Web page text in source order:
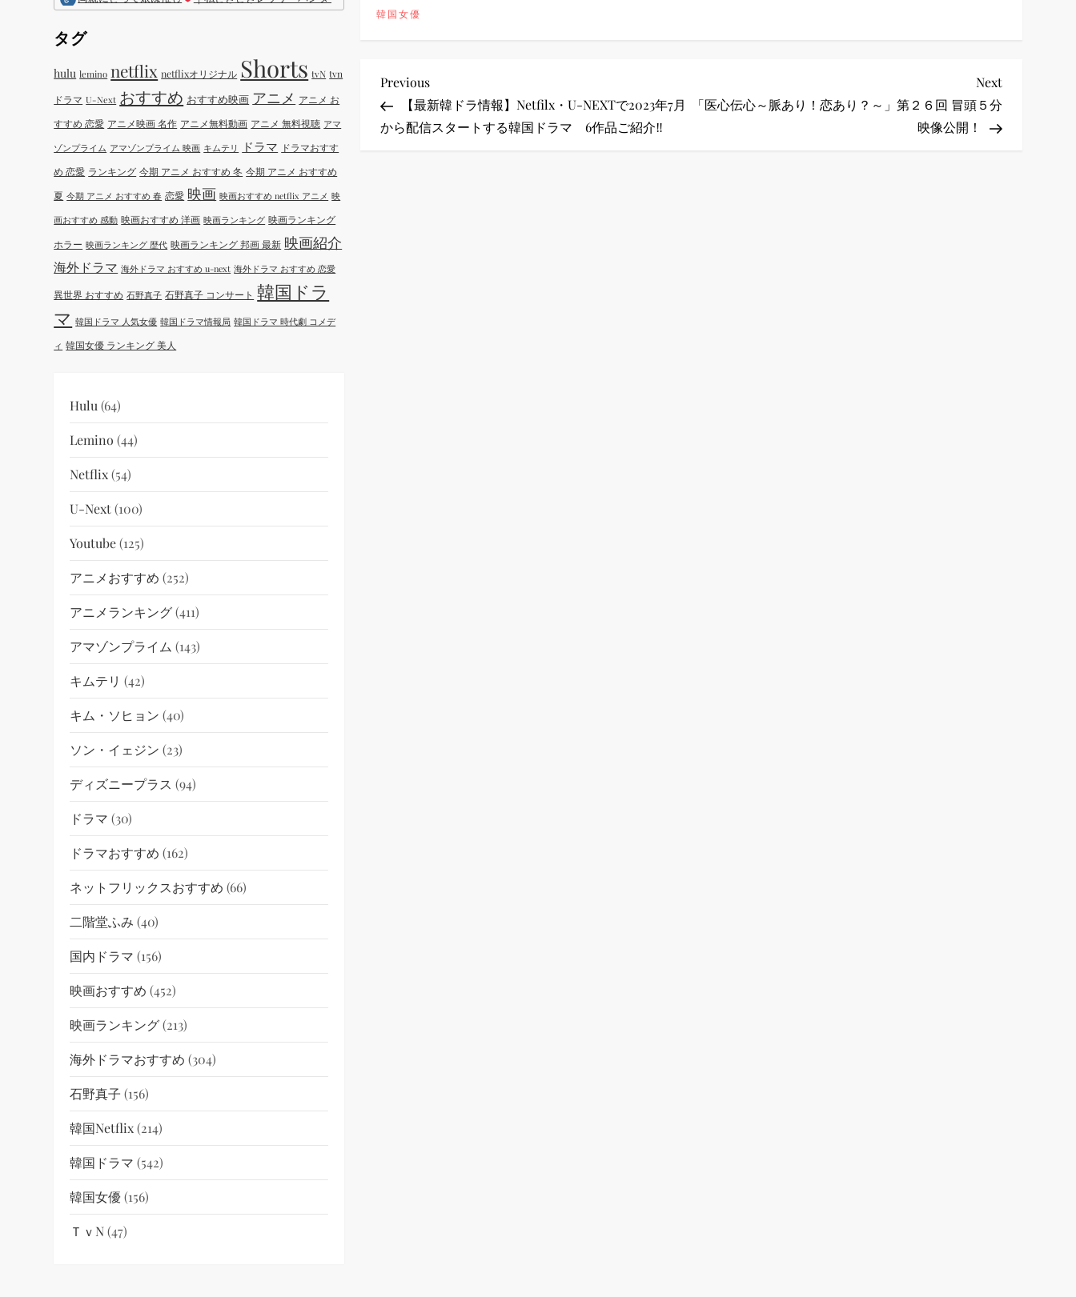
韓国女優
投
稿
Previous
Post
Previous
【最新韓ドラ情報】Netfilx・U-NEXTで2023年7月
から配信スタートする韓国ドラマ 6作品ご紹介‼
Next
Post
Next
「医心伝心～脈あり！恋あり？～」第２６回 冒頭５分
映像公開！
タグ
hulu lemino netflix netflixオリジナル Shorts tvN tvn
ドラマ U-Next おすすめ おすすめ映画 アニメ アニメ お
すすめ 恋愛 アニメ映画 名作 アニメ無料動画 アニメ 無料視聴 アマ
ゾンプライム アマゾンプライム 映画 キムテリ ドラマ ドラマおすす
め 恋愛 ランキング 今期 アニメ おすすめ 冬 今期 アニメ おすすめ
夏 今期 アニメ おすすめ 春 恋愛 映画 映画おすすめ netflix アニメ 映
画おすすめ 感動 映画おすすめ 洋画 映画ランキング 映画ランキング
ホラー 映画ランキング 歴代 映画ランキング 邦画 最新 映画紹介
海外ドラマ 海外ドラマ おすすめ u-next 海外ドラマ おすすめ 恋愛
異世界 おすすめ 石野真子 石野真子 コンサート 韓国ドラ
マ 韓国ドラマ 人気女優 韓国ドラマ情報局 韓国ドラマ 時代劇 コメデ
ィ 韓国女優 ランキング 美人
Hulu (64)
Lemino (44)
Netflix(54)
U-Next(100)
Youtube(125)
アニメおすすめ (252)
アニメランキング(411)
アマゾンプライム (143)
キムテリ (42)
キム・ソヒョン (40)
ソン・イェジン (23)
ディズニープラス (94)
ドラマ (30)
ドラマおすすめ (162)
ネットフリックスおすすめ (66)
二階堂ふみ (40)
国内ドラマ (156)
映画おすすめ (452)
映画ランキング(213)
海外ドラマおすすめ (304)
石野真子 (156)
韓国netflix(214)
韓国ドラマ (542)
韓国女優(156)
ＴｖN(47)